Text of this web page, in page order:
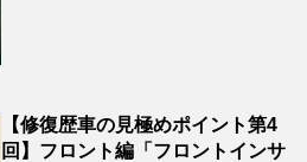
【修復歴車の見極めポイント第4
回】フロント編「フロントインサ